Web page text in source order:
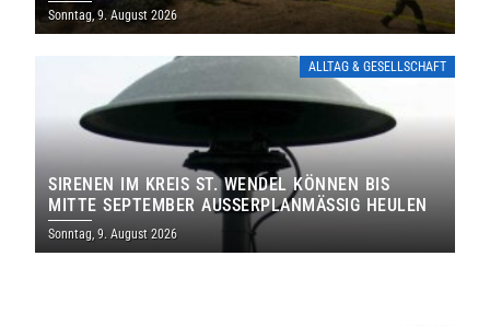
Sonntag, 9. August 2026
ALLTAG & GESELLSCHAFT
SIRENEN IM KREIS ST. WENDEL KÖNNEN BIS
MITTE SEPTEMBER AUSSERPLANMÄSSIG HEULEN
Sonntag, 9. August 2026